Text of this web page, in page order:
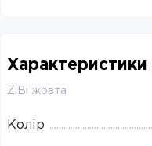
Характеристики
ZiBi жовта
Колір